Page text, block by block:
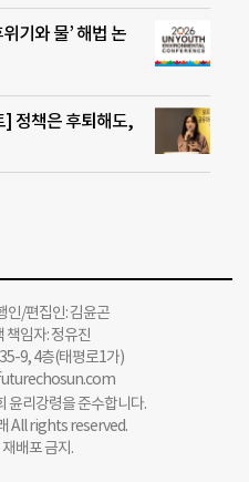
기와 물’ 해법 논
] 정책은 후퇴해도,
/편집인: 김윤곤
책임자: 정유진
9, 4층(태평로1가)
윤리강령을 준수합니다.
All rights reserved.
배포 금지.